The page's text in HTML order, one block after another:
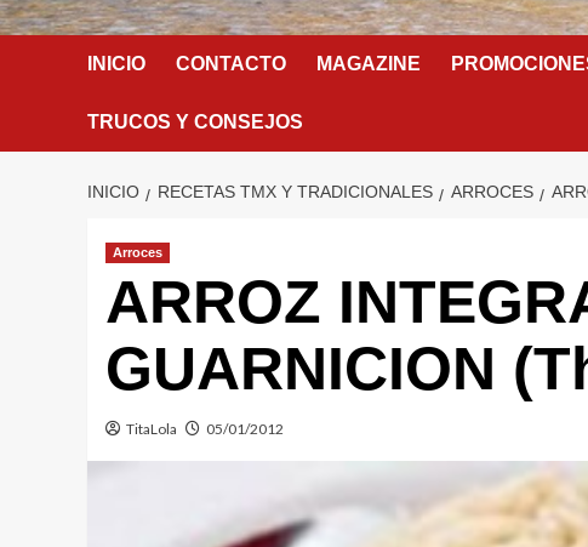
INICIO CONTACTO MAGAZINE
TRUCOS Y CONSEJOS
INICIO RECETAS TMX Y TRADICIONALES ARROCES
Arroces
ARROZ
GUARNICION
TitaLola 05/01/2012